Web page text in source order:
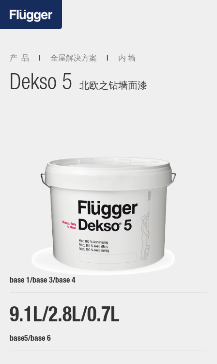
产 品 全屋解决方案 内 墙
Dekso 5 北欧之钻墙面漆
base 1/base 3/base 4
9.1L/2.8L/0.7L
base5/base 6